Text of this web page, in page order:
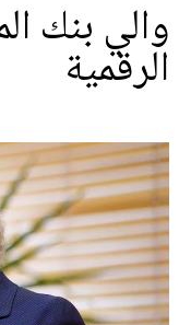
والي بنك
الرقمية